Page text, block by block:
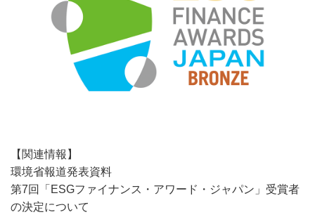
【関連情報】
環境省報道発表資料
第7回「ESGファイナンス・アワード・ジャパン」受賞者
の決定について